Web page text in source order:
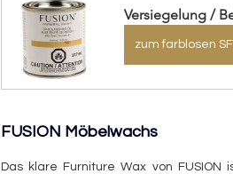
Versiegelung /
zum farblosen
FUSION Möbelwachs
Das klare Furniture Wax von